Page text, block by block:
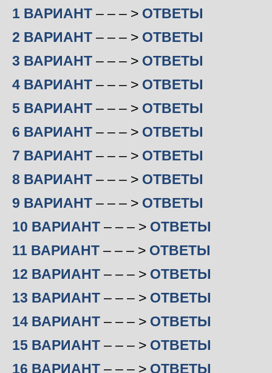
1 ВАРИАНТ – – – > ОТВЕТЫ
2 ВАРИАНТ – – – > ОТВЕТЫ
3 ВАРИАНТ – – – > ОТВЕТЫ
4 ВАРИАНТ – – – > ОТВЕТЫ
5 ВАРИАНТ – – – > ОТВЕТЫ
6 ВАРИАНТ – – – > ОТВЕТЫ
7 ВАРИАНТ – – – > ОТВЕТЫ
8 ВАРИАНТ – – – > ОТВЕТЫ
9 ВАРИАНТ – – – > ОТВЕТЫ
10 ВАРИАНТ – – – > ОТВЕТЫ
11 ВАРИАНТ – – – > ОТВЕТЫ
12 ВАРИАНТ – – – > ОТВЕТЫ
13 ВАРИАНТ – – – > ОТВЕТЫ
14 ВАРИАНТ – – – > ОТВЕТЫ
15 ВАРИАНТ – – – > ОТВЕТЫ
16 ВАРИАНТ – – – > ОТВЕТЫ